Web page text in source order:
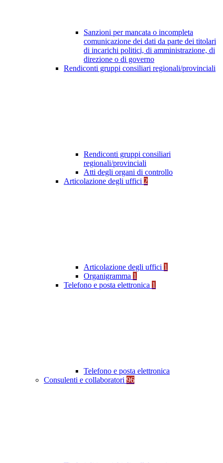
Sanzioni per mancata o incompleta
comunicazione dei dati da parte dei titolari
di incarichi politici, di amministrazione, di
direzione o di governo
Rendiconti gruppi consiliari regionali/provinciali
Rendiconti gruppi consiliari
regionali/provinciali
Atti degli organi di controllo
Articolazione degli uffici 2
Articolazione degli uffici 1
Organigramma 1
Telefono e posta elettronica 1
Telefono e posta elettronica
Consulenti e collaboratori 96